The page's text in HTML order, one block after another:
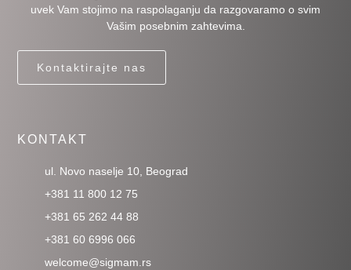
uvek Vam stojimo na raspolaganju da razgovaramo o svim
Vašim posebnim zahtevima.
Kontaktirajte nas
KONTAKT
ul. Novo naselje 10, Beograd
+381 11 800 12 75
+381 65 262 44 88
+381 60 6996 066
welcome@sigmam.rs